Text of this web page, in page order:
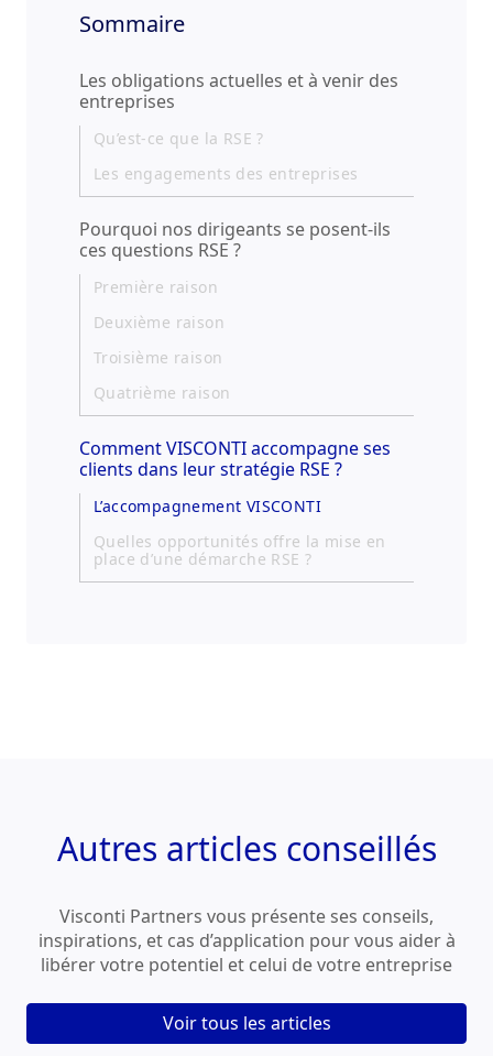
Sommaire
Les obligations actuelles et à venir des
entreprises
Qu’est-ce que la RSE ?
Les engagements des entreprises
Pourquoi nos dirigeants se posent-ils
ces questions RSE ?
Première raison
Deuxième raison
Troisième raison
Quatrième raison
Comment VISCONTI accompagne ses
clients dans leur stratégie RSE ?
L’accompagnement VISCONTI
Quelles opportunités offre la mise en
place d’une démarche RSE ?
Autres articles conseillés
Visconti Partners vous présente ses conseils,
inspirations, et cas d’application pour vous aider à
libérer votre potentiel et celui de votre entreprise
Voir tous les articles